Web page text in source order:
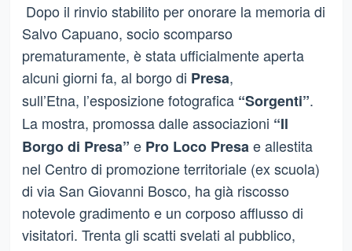
Dopo il rinvio stabilito per onorare la memoria di
Salvo Capuano, socio scomparso
prematuramente, è stata ufficialmente aperta
alcuni giorni fa, al borgo di Presa,
sull’Etna, l’esposizione fotografica “Sorgenti”.
La mostra, promossa dalleassociazioni “Il
Borgo di Presa” e Pro Loco Presa e allestita
nel Centro di promozione territoriale (ex scuola)
di via San Giovanni Bosco, ha già riscosso
notevole gradimento e un corposo afflusso di
visitatori. Trenta gli scatti svelati al pubblico,